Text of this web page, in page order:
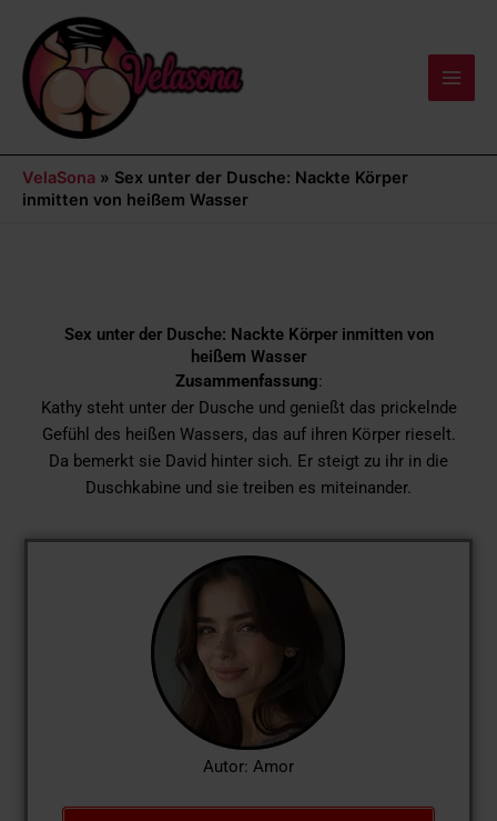
Inhalt
springen
VelaSona » Sex unter der Dusche: Nackte Körper
inmitten von heißem Wasser
Sex unter der Dusche: Nackte Körper inmitten von
heißem Wasser
Zusammenfassung:
Kathy steht unter der Dusche und genießt das prickelnde
Gefühl des heißen Wassers, das auf ihren Körper rieselt.
Da bemerkt sie David hinter sich. Er steigt zu ihr in die
Duschkabine und sie treiben es miteinander.
Autor: Amor